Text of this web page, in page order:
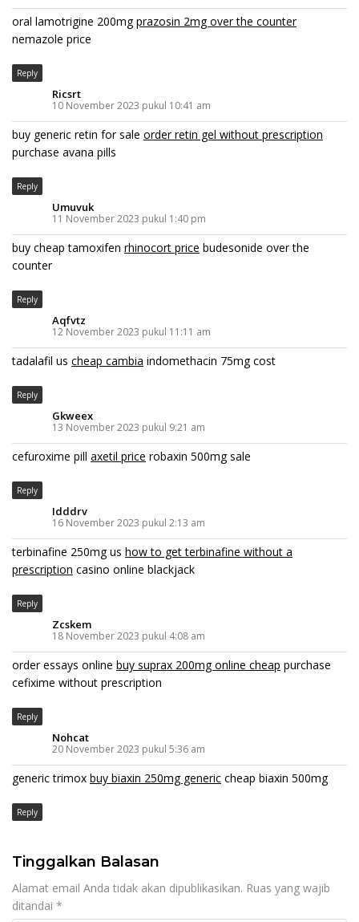
oral lamotrigine 200mgprazosin 2mg over the counter
nemazole price
Reply
Ricsrt
10 November 2023 pukul 10:41 am
buy generic retin for sale order retin gel without prescription
purchase avana pills
Reply
Umuvuk
11 November 2023 pukul 1:40 pm
buy cheap tamoxifen rhinocort price budesonide over the
counter
Reply
Aqfvtz
12 November 2023 pukul 11:11 am
tadalafil us cheap cambia indomethacin 75mg cost
Reply
Gkweex
13 November 2023 pukul 9:21 am
cefuroxime pill axetil price robaxin 500mg sale
Reply
Idddrv
16 November 2023 pukul 2:13 am
terbinafine 250mg us how to get terbinafine without a
prescription casino online blackjack
Reply
Zcskem
18 November 2023 pukul 4:08 am
order essays online buy suprax 200mg online cheap purchase
cefixime without prescription
Reply
Nohcat
20 November 2023 pukul 5:36 am
generic trimox buy biaxin 250mg generic cheap biaxin 500mg
Reply
Tinggalkan Balasan
Alamat email Anda tidak akan dipublikasikan. Ruas yang wajib
ditandai *